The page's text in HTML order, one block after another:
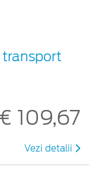
€ 109,67
Vezi detalii